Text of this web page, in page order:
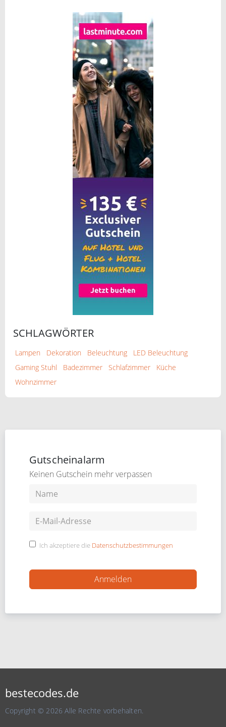
SCHLAGWÖRTER
Lampen Dekoration Beleuchtung
LED Beleuchtung
Gaming Stuhl
Badezimmer Schlafzimmer
Küche
Wohnzimmer
Gutscheinalarm
Keinen Gutschein mehr verpassen
Ich akzeptiere die Datenschutzbestimmungen
bestecodes.de
Copyright © 2026 Alle Rechte vorbehalten.